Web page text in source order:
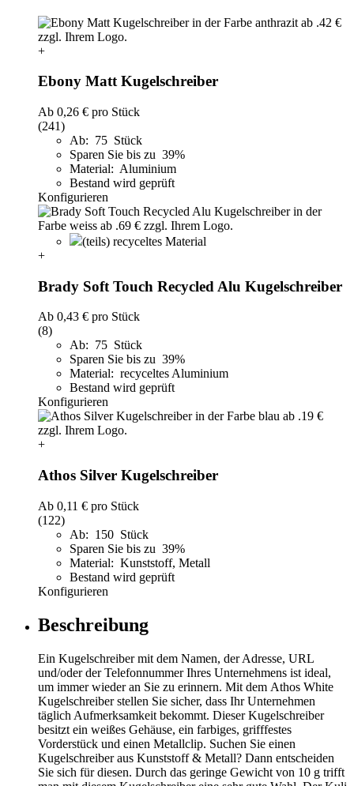
+
Ebony Matt Kugelschreiber
Ab 0,26 € pro Stück
(241)
Ab: 75 Stück
Sparen Sie bis zu 39%
Material: Aluminium
Bestand wird geprüft
Konfigurieren
(teils) recyceltes Material
+
Brady Soft Touch Recycled Alu Kugelschreiber
Ab 0,43 € pro Stück
(8)
Ab: 75 Stück
Sparen Sie bis zu 39%
Material: recyceltes Aluminium
Bestand wird geprüft
Konfigurieren
+
Athos Silver Kugelschreiber
Ab 0,11 € pro Stück
(122)
Ab: 150 Stück
Sparen Sie bis zu 39%
Material: Kunststoff, Metall
Bestand wird geprüft
Konfigurieren
Beschreibung
Ein Kugelschreiber mit dem Namen, der Adresse, URL
und/oder der Telefonnummer Ihres Unternehmens ist ideal,
um immer wieder an Sie zu erinnern. Mit dem Athos White
Kugelschreiber stellen Sie sicher, dass Ihr Unternehmen
täglich Aufmerksamkeit bekommt. Dieser Kugelschreiber
besitzt ein weißes Gehäuse, ein farbiges, grifffestes
Vorderstück und einen Metallclip. Suchen Sie einen
Kugelschreiber aus Kunststoff & Metall? Dann entscheiden
Sie sich für diesen. Durch das geringe Gewicht von 10 g trifft